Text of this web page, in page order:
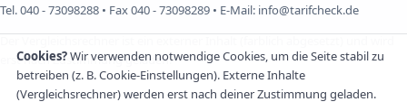
Tel. 040 - 73098288 • Fax 040 - 73098289 • E-Mail: info@tarifcheck.de
erst nach Zustimmung geladen.
Cookies?Wir verwenden notwendige Cookies, um die Seite stabil zu
betreiben (z. B. Cookie-Einstellungen). Externe Inhalte
(Vergleichsrechner) werden erst nach deiner Zustimmung geladen.